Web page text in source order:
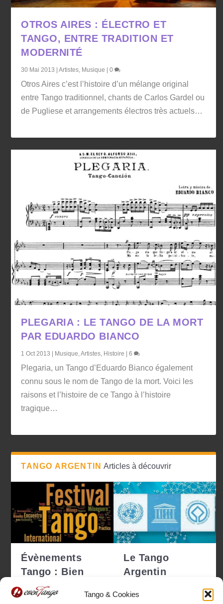
Tango & Cookies
OTROS AIRES : ÉLECTRO ET
TANGO, ENTRE TRADITION ET
MODERNITÉ
30 Mai 2013 |Artistes Musique |0
Otros Aires c’est l’histoire d’un mélange original
entre Tango traditionnel, chants de Carlos Gardel ou
de Pugliese et arrangements électros très actuels…
PLEGARIA : LE TANGO DE LA MORT
PAR EDUARDO BIANCO
1 Oct 2013 | Musique ,Artistes Histoire |6
Plegaria, un Tango d’Eduardo Bianco également
connu sous le nom de Tango de la mort. Voici les
raisons et l’histoire de ce Tango à l’histoire
tragique…
TANGO ARGENTIN Articles à découvrir
Évènements
Tango : Bien
choisir pour ne
pas se tro...
Le Tango
Argentin
Patrimoine